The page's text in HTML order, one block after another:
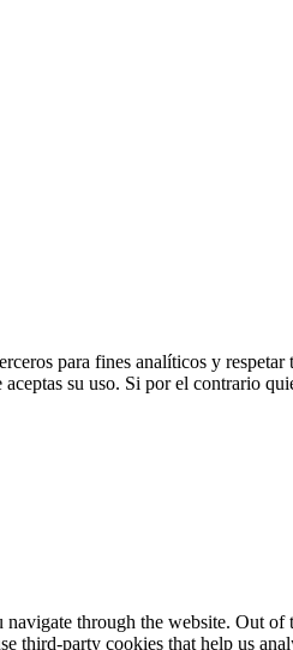
para fines analíticos y respetar
su uso. Si por el contrario
through the website. Out of
third-party cookies that help us